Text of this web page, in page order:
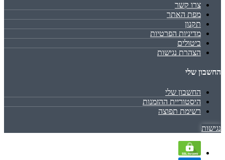
צרו קשר
מפת האתר
תקנון
מדיניות הפרטיות
ביטולים
הצהרת נגישות
החשבון שלי
החשבון שלי
היסטוריית ההזמנות
רשימת תפוצה
נגישות